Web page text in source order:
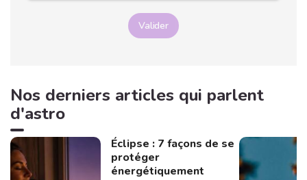
Valider
Nos derniers articles qui parlent
d'astro
Éclipse : 7 façons de se
protéger
énergétiquement